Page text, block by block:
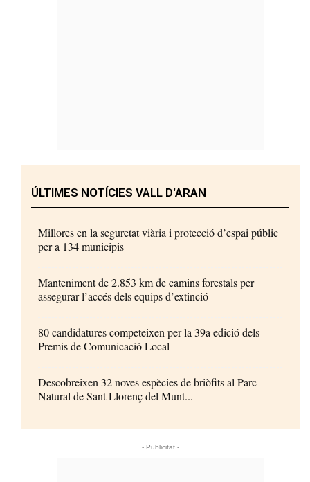
ÚLTIMES NOTÍCIES VALL D'ARAN
Millores en la seguretat viària i protecció d’espai públic
per a 134 municipis
Manteniment de 2.853 km de camins forestals per
assegurar l’accés dels equips d’extinció
80 candidatures competeixen per la 39a edició dels
Premis de Comunicació Local
Descobreixen 32 noves espècies de briòfits al Parc
Natural de Sant Llorenç del Munt...
- Publicitat -